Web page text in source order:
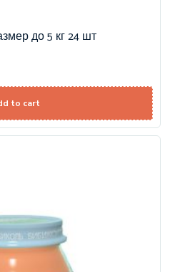
до 5 кг 24 шт
to cart